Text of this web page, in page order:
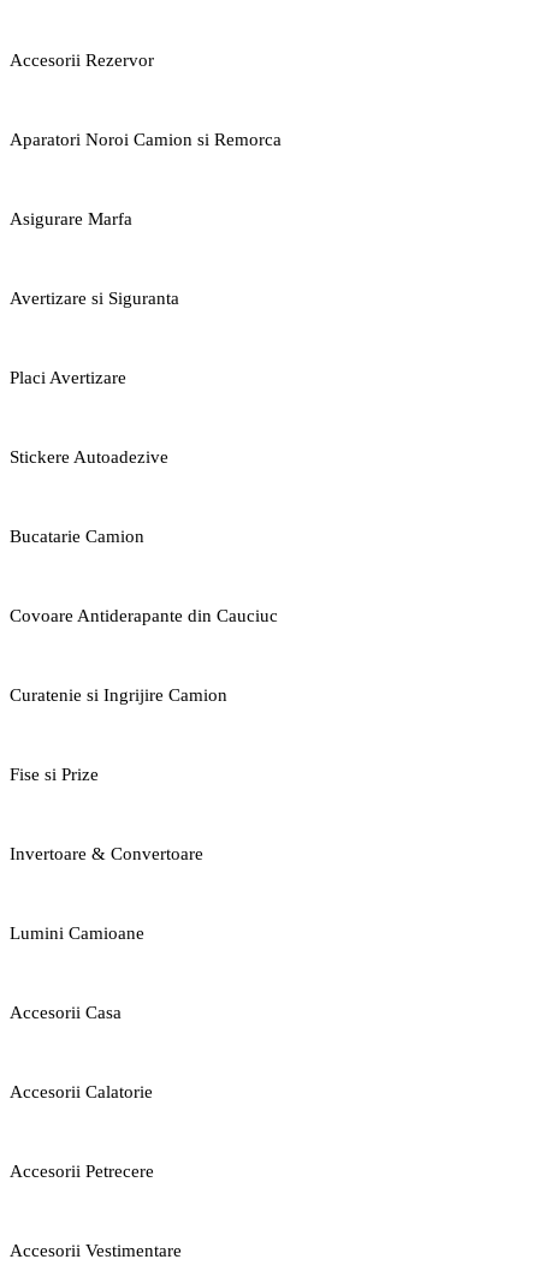
Accesorii Rezervor
Aparatori Noroi Camion si Remorca
Asigurare Marfa
Avertizare si Siguranta
Placi Avertizare
Stickere Autoadezive
Bucatarie Camion
Covoare Antiderapante din Cauciuc
Curatenie si Ingrijire Camion
Fise si Prize
Invertoare & Convertoare
Lumini Camioane
Accesorii Casa
Accesorii Calatorie
Accesorii Petrecere
Accesorii Vestimentare